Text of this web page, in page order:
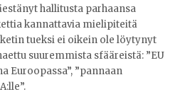
hallitusta parhaansa
kannattavia mielipiteitä
tueksi ei oikein ole löytynyt
suuremmista sfääreistä: ”EU
Euroopassa”, ”pannaan